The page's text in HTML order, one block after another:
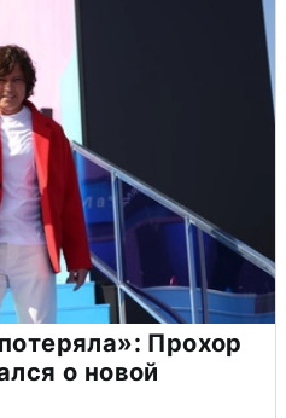
Прохор
о новой